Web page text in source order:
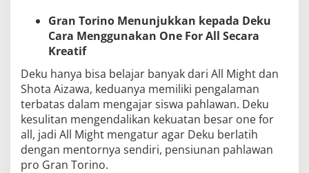
Gran Torino Menunjukkan kepada Deku
Cara Menggunakan One For All Secara
Kreatif
Deku hanya bisa belajar banyak dari All Might dan
Shota Aizawa, keduanya memiliki pengalaman
terbatas dalam mengajar siswa pahlawan. Deku
kesulitan mengendalikan kekuatan besar one for
all, jadi All Might mengatur agar Deku berlatih
dengan mentornya sendiri, pensiunan pahlawan
pro Gran Torino.